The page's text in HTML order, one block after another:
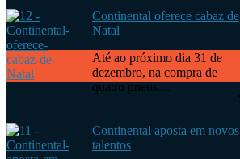
Continental oferece cabaz de
Natal
Até ao próximo dia 31 de
dezembro, na compra de
quatro pneus…
Continental aposta em novos
talentos